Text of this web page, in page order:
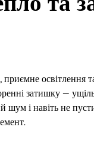
освітлення
затишку —
шум і навіть не